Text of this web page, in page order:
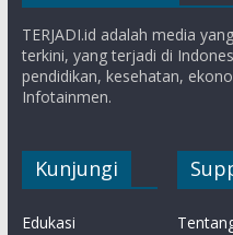
TERJADI.id adalah media
terkini, yang terjadi di
pendidikan, kesehatan,
Infotainmen.
Kunjungi
Edukasi